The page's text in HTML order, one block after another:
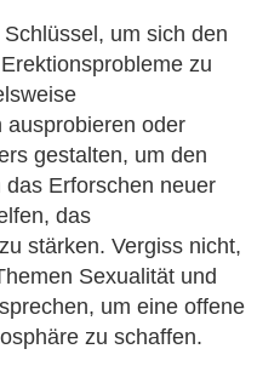
um sich den
zu
ausprobieren oder
gestalten, um den
Erforschen neuer
das
stärken. Vergiss nicht,
Sexualität und
um eine offene
zu schaffen.